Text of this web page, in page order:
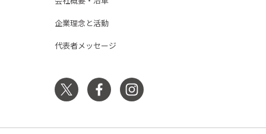
企業理念と活動
代表者メッセージ